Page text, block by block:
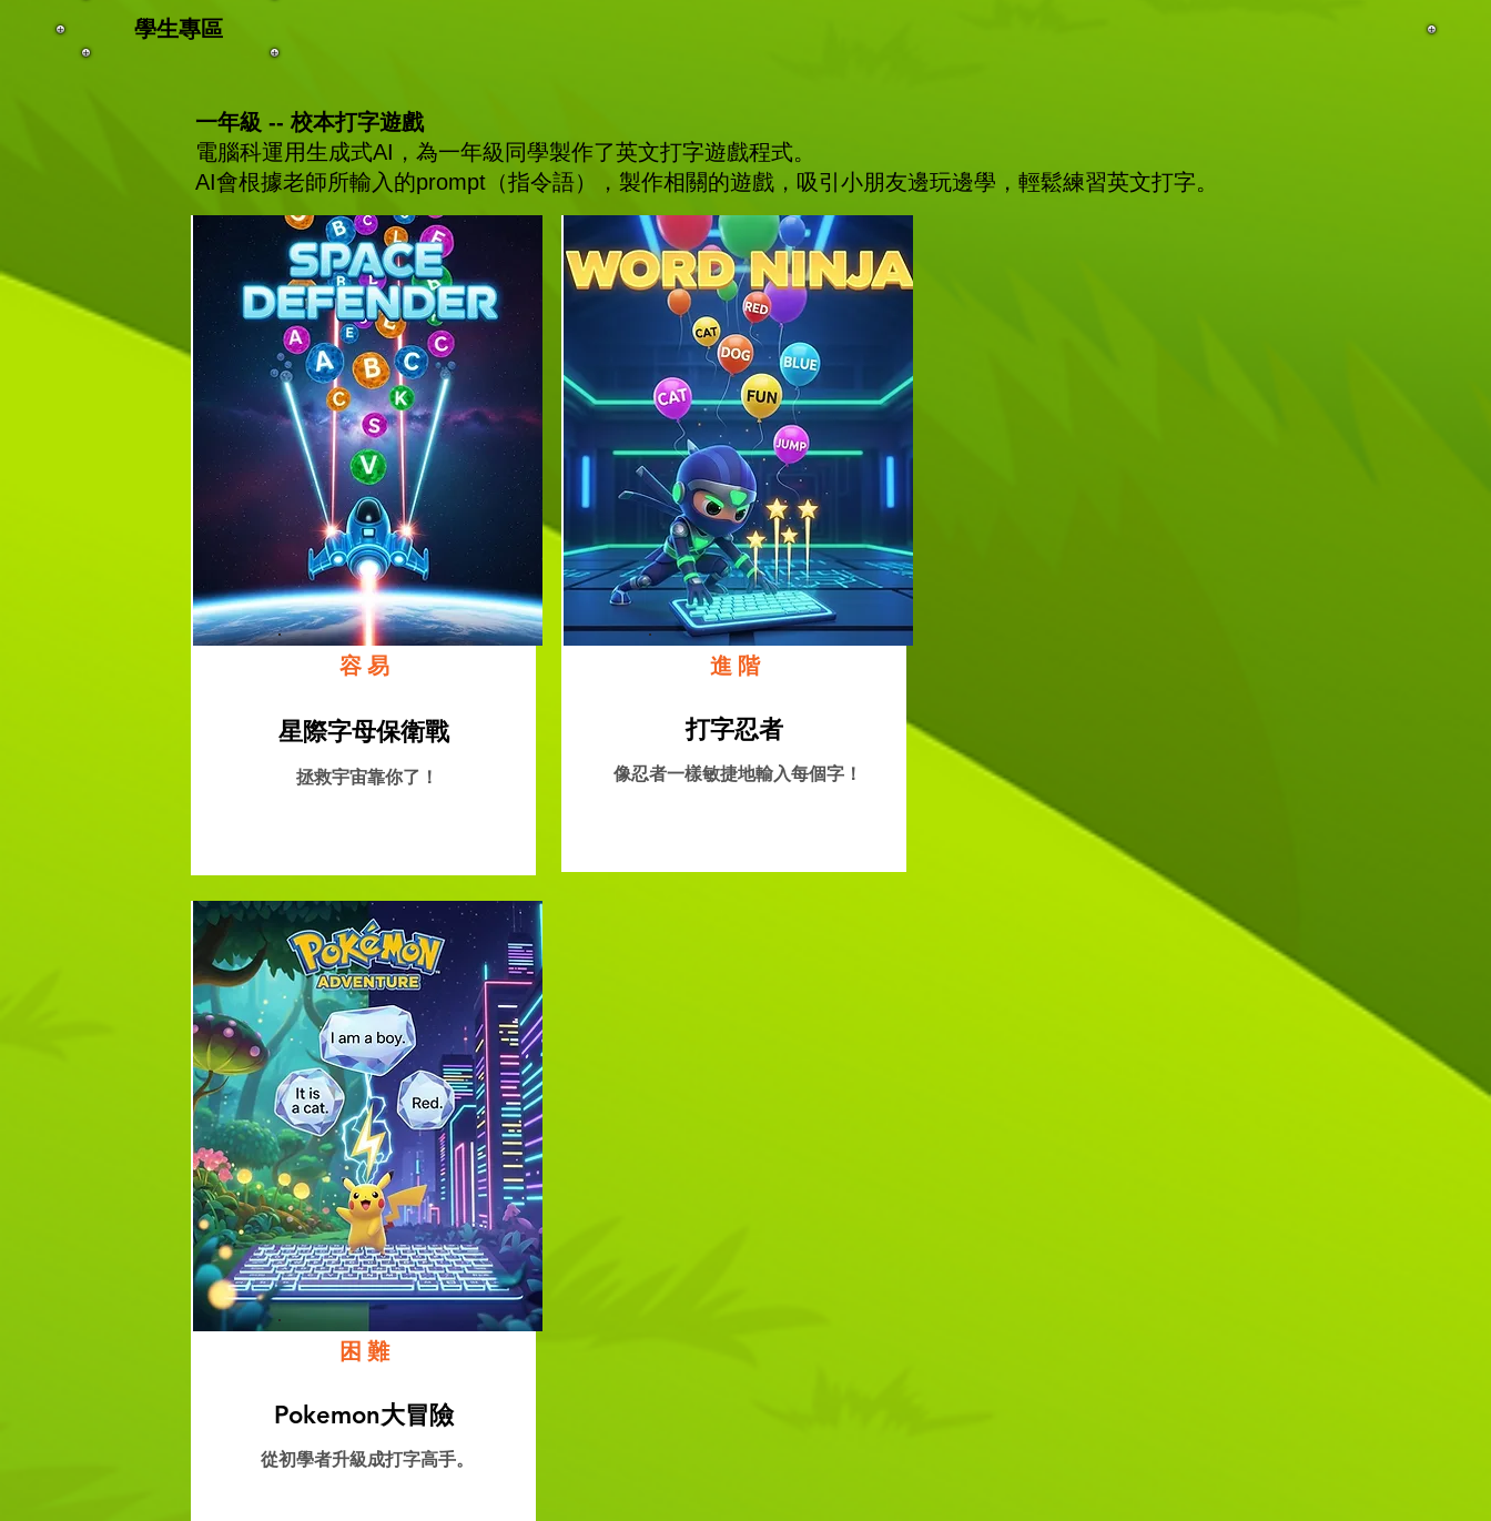
一年級 -- 校本打字遊戲
電腦科運用生成式AI，為一年級同學製作了英文打字遊戲程式。
AI會根據老師所輸入的prompt（指令語），製作相關的遊戲，吸引小朋友邊玩邊學，輕鬆練習英文打字。
容易
星際字母保衛戰
拯救宇宙靠你了！
進階
打字忍者
像忍者一樣敏捷地輸入每個字！
困難
Pokemon大冒險
從初學者升級成打字高手。
學生專區